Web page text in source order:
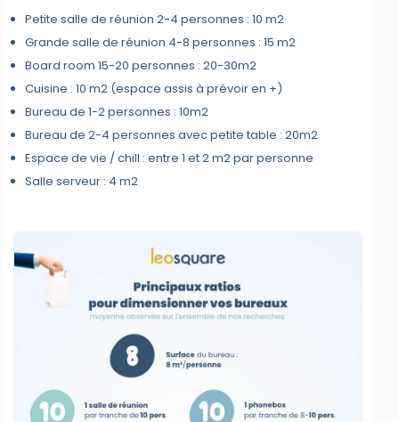
Petite salle de réunion 2-4 personnes : 10 m2
Grande salle de réunion 4-8 personnes : 15 m2
Board room 15-20 personnes : 20-30m2
Cuisine : 10 m2 (espace assis à prévoir en +)
Bureau de 1-2 personnes : 10m2
Bureau de 2-4 personnes avec petite table : 20m2
Espace de vie / chill : entre 1 et 2 m2 par personne
Salle serveur : 4 m2